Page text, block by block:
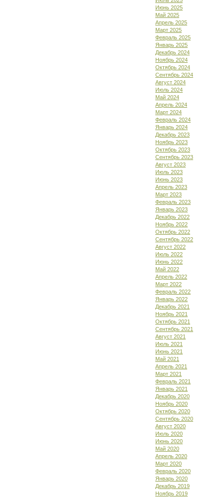
Июнь 2025
Май 2025
Апрель 2025
Март 2025
Февраль 2025
Январь 2025
Декабрь 2024
Ноябрь 2024
Октябрь 2024
Сентябрь 2024
Август 2024
Июль 2024
Май 2024
Апрель 2024
Март 2024
Февраль 2024
Январь 2024
Декабрь 2023
Ноябрь 2023
Октябрь 2023
Сентябрь 2023
Август 2023
Июль 2023
Июнь 2023
Апрель 2023
Март 2023
Февраль 2023
Январь 2023
Декабрь 2022
Ноябрь 2022
Октябрь 2022
Сентябрь 2022
Август 2022
Июль 2022
Июнь 2022
Май 2022
Апрель 2022
Март 2022
Февраль 2022
Январь 2022
Декабрь 2021
Ноябрь 2021
Октябрь 2021
Сентябрь 2021
Август 2021
Июль 2021
Июнь 2021
Май 2021
Апрель 2021
Март 2021
Февраль 2021
Январь 2021
Декабрь 2020
Ноябрь 2020
Октябрь 2020
Сентябрь 2020
Август 2020
Июль 2020
Июнь 2020
Май 2020
Апрель 2020
Март 2020
Февраль 2020
Январь 2020
Декабрь 2019
Ноябрь 2019